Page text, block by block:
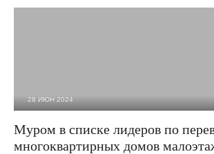
28 ИЮН 2024
Муром в списке лидеров по
многоквартирных домов